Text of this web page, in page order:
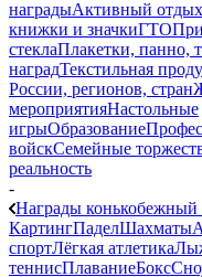
наградыАктивный отдых
книжки и значкиГТО
стеклаПлакетки, панно,
наградТекстильная
России, регионов, стран
мероприятияНастольные
игрыОбразование
войскСемейные
реальность
-
Награды конькобежный
КартингПаделШахматы
спортЛёгкая атлетика
теннисПлаваниеБокс